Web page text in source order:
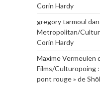
Corin Hardy
gregory tarmoul
Metropolitan/
Corin Hardy
Maxime Vermeulen
Films/Culturopoing :
pont rouge » de